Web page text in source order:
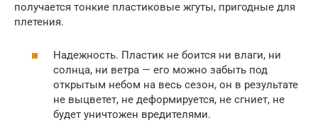
получается тонкие пластиковые жгуты, пригодные для
плетения.
Надежность. Пластик не боится ни влаги, ни
солнца, ни ветра — его можно забыть под
открытым небом на весь сезон, он в результате
не выцветет, не деформируется, не сгниет, не
будет уничтожен вредителями.